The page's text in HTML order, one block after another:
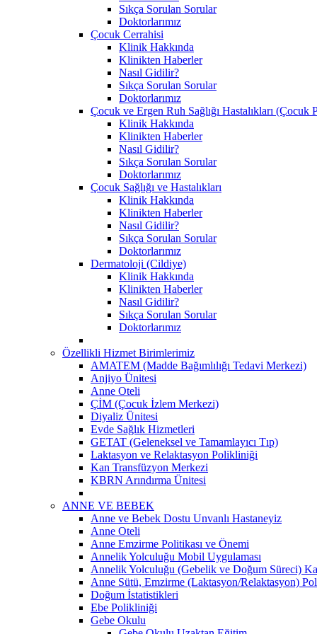
Sıkça Sorulan Sorular
Doktorlarımız
Çocuk Cerrahisi
Klinik Hakkında
Klinikten Haberler
Nasıl Gidilir?
Sıkça Sorulan Sorular
Doktorlarımız
Çocuk ve Ergen Ruh Sağlığı Hastalıkları (Çocuk
Klinik Hakkında
Klinikten Haberler
Nasıl Gidilir?
Sıkça Sorulan Sorular
Doktorlarımız
Çocuk Sağlığı ve Hastalıkları
Klinik Hakkında
Klinikten Haberler
Nasıl Gidilir?
Sıkça Sorulan Sorular
Doktorlarımız
Dermatoloji (Cildiye)
Klinik Hakkında
Klinikten Haberler
Nasıl Gidilir?
Sıkça Sorulan Sorular
Doktorlarımız
Özellikli Hizmet Birimlerimiz
AMATEM (Madde Bağımlılığı Tedavi Merkezi)
Anjiyo Ünitesi
Anne Oteli
ÇİM (Çocuk İzlem Merkezi)
Diyaliz Ünitesi
Evde Sağlık Hizmetleri
GETAT (Geleneksel ve Tamamlayıcı Tıp)
Laktasyon ve Relaktasyon Polikliniği
Kan Transfüzyon Merkezi
KBRN Arındırma Ünitesi
ANNE VE BEBEK
Anne ve Bebek Dostu Unvanlı Hastaneyiz
Anne Oteli
Anne Emzirme Politikası ve Önemi
Annelik Yolculuğu Mobil Uygulaması
Annelik Yolculuğu (Gebelik ve Doğum Süreci)
Anne Sütü, Emzirme (Laktasyon/Relaktasyon)
Doğum İstatistikleri
Ebe Polikliniği
Gebe Okulu